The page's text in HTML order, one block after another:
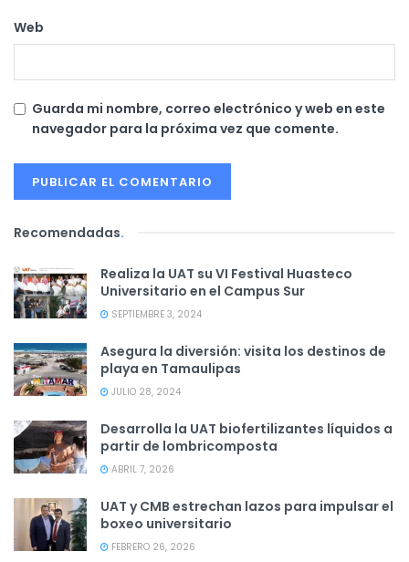
Web
Guarda mi nombre, correo electrónico y web en este
navegador para la próxima vez que comente.
Recomendadas.
Realiza la UAT su VI Festival Huasteco
Universitario en el Campus Sur
SEPTIEMBRE 3, 2024
Asegura la diversión: visita los destinos de
playa en Tamaulipas
JULIO 28, 2024
Desarrolla la UAT biofertilizantes líquidos a
partir de lombricomposta
ABRIL 7, 2026
UAT y CMB estrechan lazos para impulsar el
boxeo universitario
FEBRERO 26, 2026